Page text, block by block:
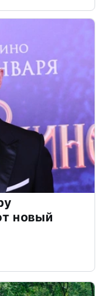
новый